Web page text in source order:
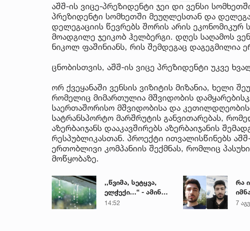
აშშ-ის ვიცე-პრეზიდენტი ჯეი დი ვენსი
პრეზიდენტი სომხეთში მეუღლესთან და
დელეგაციის წევრებს შორის არის ეკონომიკურ
მოადგილე ჯეიკობ ჰელბერგი. დღეს საღამოს
ნიკოლ ფაშინიანს, რის შემდეგაც დაგეგმილია
ცნობისთვის, აშშ-ის ვიცე პრეზიდენტი უკვე
ორ ქვეყანაში ვენსის ვიზიტის მიზანია, ხელი
რომელიც მიმართულია მშვიდობის
საერთაშორისო მშვიდობისა და
სატრანსპორტო მარშრუტის განვითარებას,
აზერბაიჯანს დააკავშირებს აზერბაიჯანის
რესპუბლიკასთან. პროექტი ითვალისწინებს
ერთობლივი კომპანიის შექმნას, რომლიც
მოწყობაზე.
,,წვიმა, სეტყვა,
ელჭექი…“ - ამინდი
უარესდება
14:52
რა
7